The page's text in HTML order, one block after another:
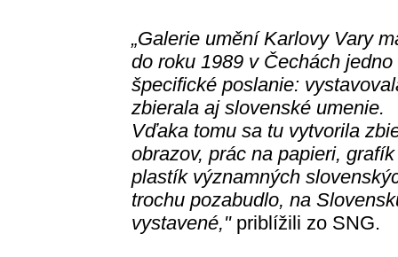
„Galerie umění Karlovy Vary
do roku 1989 v Čechách jedno
špecifické poslanie:
zbierala aj slovenské umenie.
Vďaka tomu sa tu vytvorila
obrazov, prác na papieri,
plastík významných
trochu pozabudlo, na
vystavené,"priblížili zo SNG.